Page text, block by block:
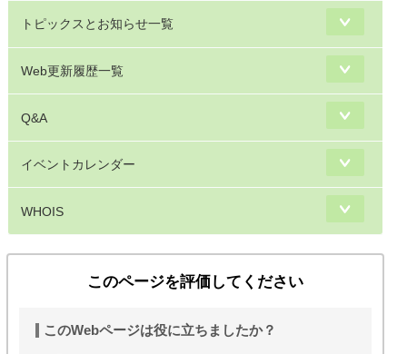
トピックスとお知らせ一覧
Web更新履歴一覧
Q&A
イベントカレンダー
WHOIS
このページを評価してください
このWebページは役に立ちましたか？